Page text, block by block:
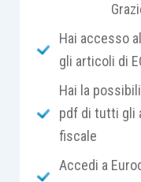
Come noto, l’
ha previsto la
rivalutazione
risultanti dal
dicembre 2019
settori
Hai accesso
gli articoli di
Hai la
pdf di tutti gli
fiscale
Accedi a